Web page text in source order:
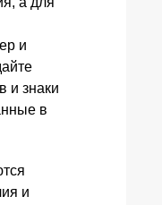
и
и знаки
в
и